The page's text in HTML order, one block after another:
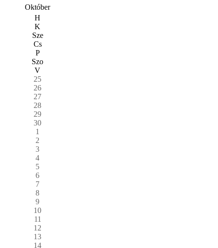
Október
H
K
Sze
Cs
P
Szo
V
25
26
27
28
29
30
1
2
3
4
5
6
7
8
9
10
11
12
13
14